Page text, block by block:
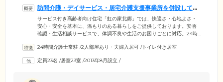
訪問介護・デイサービス・居宅介護支援事業所を併設してい
ます
サービス付き高齢者向け住宅「虹の家北郷」では、快適さ・心地よさ・
安心・安全を基本に、温もりのある暮らしをご提供しております。安否
確認・生活相談サービスで、体調不良や生活のお困りごとに対応。24時
「ひとり暮らしで防犯や防災が気になる」そんなお悩みのある方にしっ
ス・居宅介護支援事業所を併設。介護が必要なご入居者様には、各部門
24時間介護士常駐 /2人部屋あり・夫婦入居可 /トイレ付き居室
定員23名 /居室23室 /2013年8月設立 /